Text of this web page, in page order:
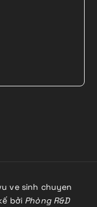
ve sinh chuyen
bởi Phòng R&D